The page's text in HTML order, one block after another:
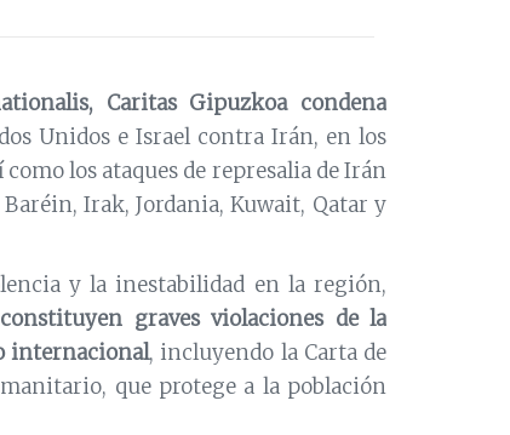
Caritas Gipuzkoa condena
Unidos e Israel contra Irán, en los
los ataques de represalia de Irán
Irak, Jordania, Kuwait, Qatar y
y la inestabilidad en la región,
graves violaciones de la
internacional, incluyendo la Carta de
que protege a la población